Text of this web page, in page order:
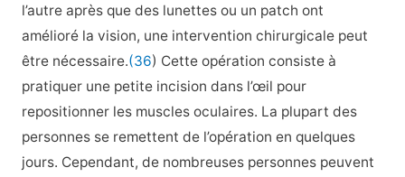
l’autre après que des lunettes ou un patch ont
amélioré la vision, une intervention chirurgicale peut
être nécessaire.(36) Cette opération consiste à
pratiquer une petite incision dans l’œil pour
repositionner les muscles oculaires. La plupart des
personnes se remettent de l’opération en quelques
jours. Cependant, de nombreuses personnes peuvent